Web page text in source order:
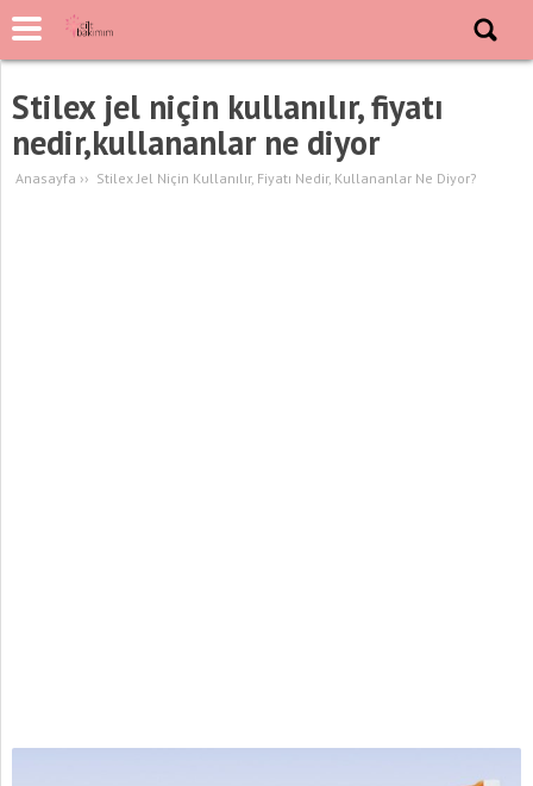
Stilex jel niçin kullanılır, fiyatı
nedir,kullananlar ne diyor
Anasayfa ›› Stilex Jel Niçin Kullanılır, Fiyatı Nedir, Kullananlar Ne Diyor?